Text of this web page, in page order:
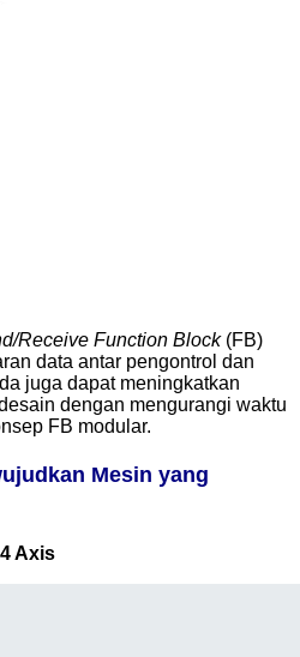
Receive Function Block(FB)
data antar pengontrol dan
juga dapat meningkatkan
dengan mengurangi waktu
FB modular.
Mesin yang
Axis